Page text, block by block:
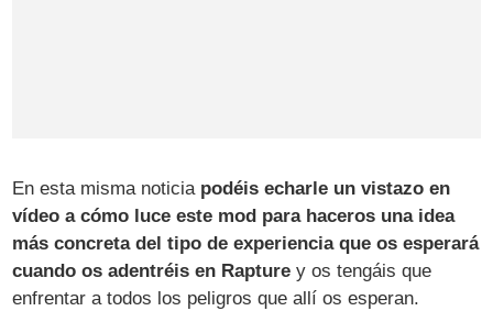
En esta misma noticia podéis echarle un vistazo en
vídeo a cómo luce este mod para haceros una idea
más concreta del tipo de experiencia que os esperará
cuando os adentréis en Rapture y os tengáis que
enfrentar a todos los peligros que allí os esperan.